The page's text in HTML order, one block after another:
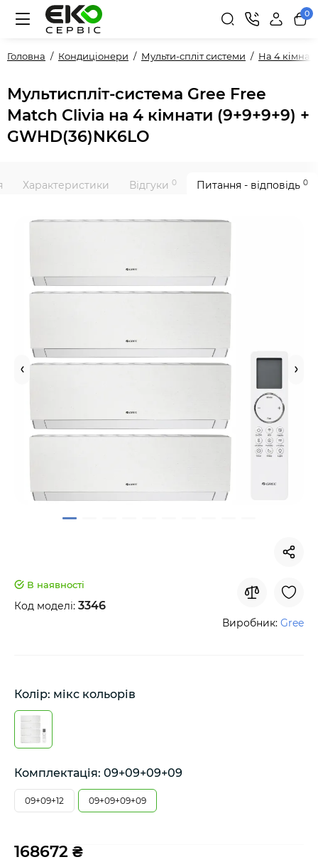
0
Головна Кондиціонери Мульти-спліт системи На 4
Мультиспліт-система Gree Free
Match Clivia на 4 кімнати (9+9+9+9) +
GWHD(36)NK6LO
Характеристики Відгуки 0 Питання - відповідь 0
В наявності
Код моделі: 3346
Виробник: Gree
Колір: мікс кольорів
Комплектація: 09+09+09+09
09+09+12 09+09+09+09
168672 ₴